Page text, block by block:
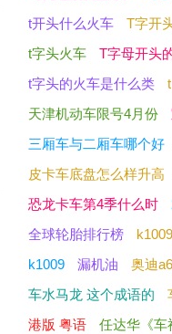
t开头什么火车
T字开
t字头火车
T字母开头
t字头的火车是什么类
天津机动车限号4月份
三厢车与二厢车哪个好
皮卡车底盘怎么样升高
恐龙卡车第4季什么时
全球轮胎排行榜
k1009
漏机油
奥迪
车水马龙 这个成语的
港版 粤语
任达华《车